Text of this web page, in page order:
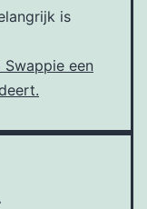
is
Swappie een